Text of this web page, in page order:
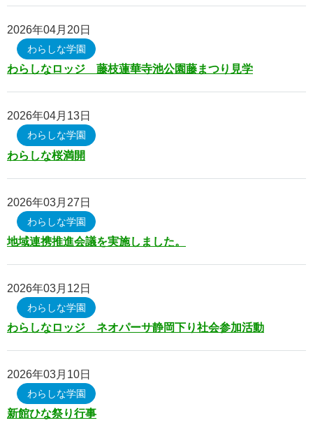
ご入居の流れ・料金
年間行事・1日の流れ
よくある質問
ヘルパーステーション白寿
静岡老人ホーム
静岡老人ホーム
指定管理者制度と静岡老人ホームのご案内
静岡市救護所
施設紹介
入所について
2026年04月20日
わらしな学園
わらしなロッジ 藤枝蓮華寺池公園藤まつり見学
2026年04月13日
わらしな学園
わらしな桜満開
2026年03月27日
わらしな学園
地域連携推進会議を実施しました。
2026年03月12日
わらしな学園
わらしなロッジ ネオパーサ静岡下り社会参加活動
2026年03月10日
わらしな学園
新館ひな祭り行事